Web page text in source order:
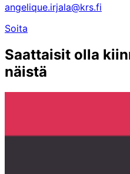
angelique.irjala@krs.fi
Soita
Saattaisit olla
näistä